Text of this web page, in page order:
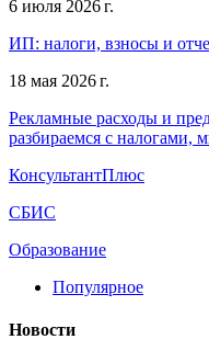
6 июля 2026 г.
ИП: налоги, взносы и
18 мая 2026 г.
Рекламные расходы и
разбираемся с налогами,
КонсультантПлюс
СБИС
Образование
Популярное
Новости